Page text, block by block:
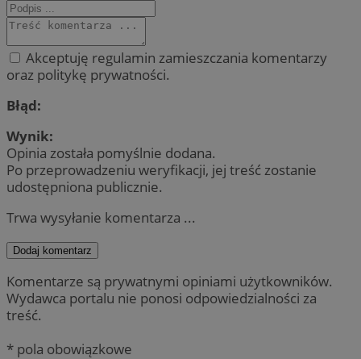
Akceptuję regulamin zamieszczania komentarzy
oraz politykę prywatności.
Błąd:
Wynik:
Opinia została pomyślnie dodana.
Po przeprowadzeniu weryfikacji, jej treść zostanie
udostępniona publicznie.
Trwa wysyłanie komentarza ...
Dodaj komentarz
Komentarze są prywatnymi opiniami użytkowników.
Wydawca portalu nie ponosi odpowiedzialności za
treść.
* pola obowiązkowe